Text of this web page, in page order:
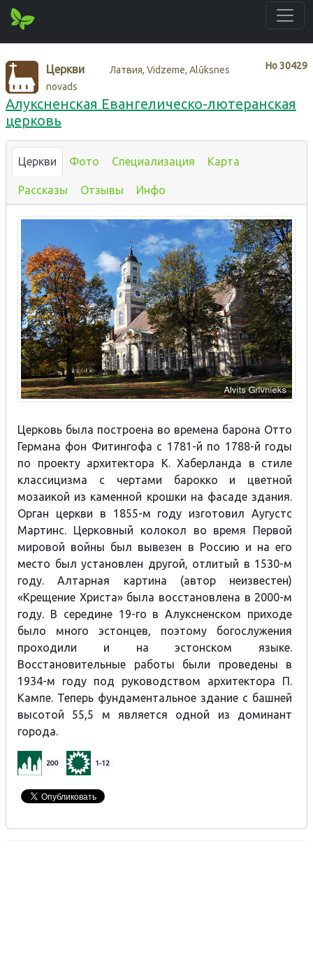
Нo30429
Церкви
Латвия, Vidzeme, Alūksnes
novads
Алуксненская Евангелическо-лютеранская
церковь
Церкви Фото Специализация Карта
Рассказы Отзывы Инфо
Церковь была построена во времена барона Отто
Германа фон Фитингофа с 1781-й по 1788-й годы
по проекту архитектора К. Хаберланда в стиле
классицизма с чертами барокко и цветной
мозаикой из каменной крошки на фасаде здания.
Орган церкви в 1855-м году изготовил Аугустс
Мартинс. Церковный колокол во время Первой
мировой войны был вывезен в Россию и на его
место был установлен другой, отлитый в 1530-м
году. Алтарная картина (автор неизвестен)
«Крещение Христа» была восстановлена в 2000-м
году. В середине 19-го в Алуксненском приходе
было много эстонцев, поэтому богослужения
проходили и на эстонском языке.
Восстановительные работы были проведены в
1934-м году под руководством архитектора П.
Кампе. Теперь фундаментальное здание с башней
высотой 55,5 м является одной из доминант
города.
200 1-12